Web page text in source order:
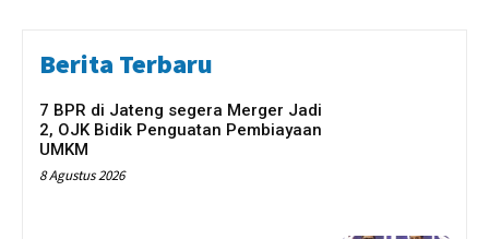
Berita Terbaru
7 BPR di Jateng segera Merger Jadi
2, OJK Bidik Penguatan Pembiayaan
UMKM
8 Agustus 2026